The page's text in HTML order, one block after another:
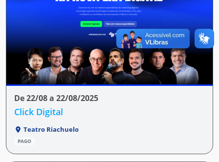
De 22/08 a 22/08/2025
Click Digital
Teatro Riachuelo
PAGO